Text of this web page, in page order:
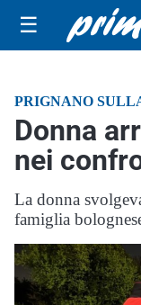
☰
PRIGNANO
Donna
nei
La donna
famiglia